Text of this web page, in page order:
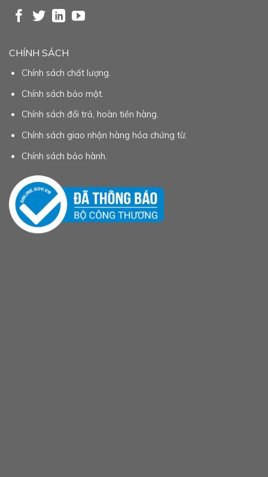
CHÍNH SÁCH
Chính sách chất lượng.
Chính sách bảo mật.
Chính sách đổi trả, hoàn tiền hàng.
Chính sách giao nhận hàng hóa chứng từ.
Chính sách bảo hành.